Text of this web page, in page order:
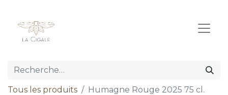
Tous les produits Humagne Rouge 2025 75 cl.